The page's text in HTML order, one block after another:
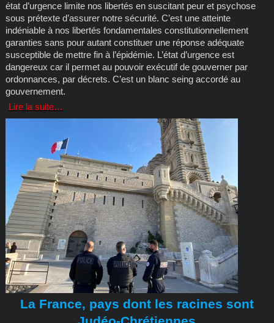
état d’urgence limite nos libertés en suscitant peur et psychose
sous prétexte d’assurer notre sécurité. C’est une atteinte
indéniable à nos libertés fondamentales constitutionnellement
garanties sans pour autant constituer une réponse adéquate
susceptible de mettre fin à l’épidémie. L’état d’urgence est
dangereux car il permet au pouvoir exécutif de gouverner par
ordonnances, par décrets. C’est un blanc seing accordé au
gouvernement.
Lire la suite…
La France, pays dont les racines sont